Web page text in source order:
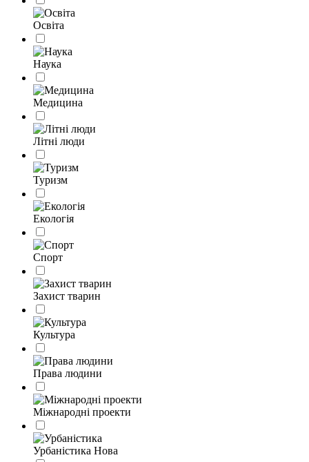
Освіта
Наука
Медицина
Літні люди
Туризм
Екологія
Спорт
Захист тварин
Культура
Права людини
Міжнародні проекти
Урбаністика Нова